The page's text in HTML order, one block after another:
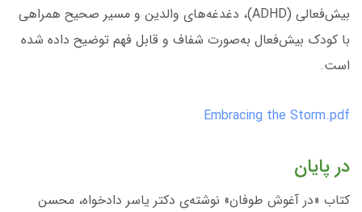
بیش‌فعالی (ADHD)، دغدغه‌های والدین و مسیر صحیح همراهی
با کودک بیش‌فعال به‌صورت شفاف و قابل فهم توضیح داده شده
است.
Embracing the Storm.pdf
در پایان
کتاب «در آغوش طوفان» نوشته‌ی دکتر یاسر دادخواه، محسن